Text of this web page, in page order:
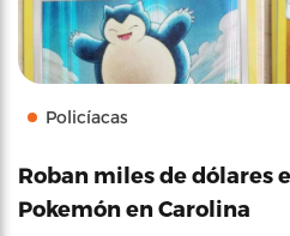
Policíacas
Roban miles de dólares
Pokemón en Carolina